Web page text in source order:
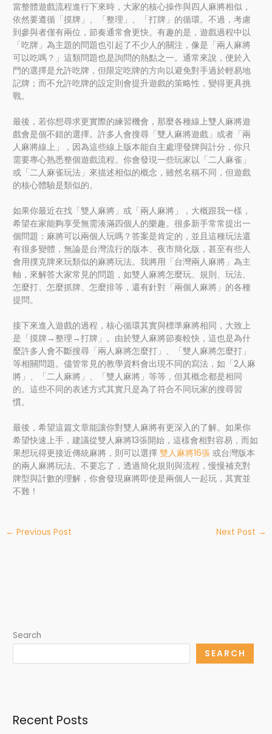
當整體遊戲流程進行下來時，大家的核心操作與四人麻將相似，
依然要遵循「摸牌」、「整理」、「打牌」的循環。不過，考慮
到參與者僅有兩位，節奏通常會更快。有趣的是，遊戲過程中以
「吃牌」為主題的問題也引起了不少人的關注，像是「兩人麻將
可以吃嗎？」這類問題也是詢問的熱點之一。通常來說，便於入
門的選擇是允許吃牌，但限定吃牌的方向以避免對手過於輕易地
記牌；而不允許吃牌的設定則會提升遊戲的策略性，變得更具挑
戰。
最後，若你想尋求更實際的練習機會，那麼各種線上雙人麻將遊
戲會是個不錯的選擇。許多人會搜尋「雙人麻將遊戲」或者「兩
人麻將線上」，因為這些線上版本能自主處理發牌與計分，你只
需要專心熟悉整個遊戲流程。你會發現一些玩家以「二人麻雀」
或「二人麻雀玩法」來描述相似的概念，雖然名稱不同，但遊戲
的核心體驗是類似的。
如果你最近在找「雙人麻將」或「兩人麻將」，大概跟我一樣，
希望在家能夠享受無需湊滿四個人的樂趣。很多新手常常提出一
個問題：麻將可以兩個人玩嗎？答案是肯定的，並且這種玩法還
有很多變體，無論是台灣流行的版本、夜市簡化版，甚至有些人
會用撲克牌來玩類似的麻將玩法。我將用「台灣兩人麻將」為主
軸，來解答大家常見的問題，如雙人麻將怎麼玩、規則、玩法、
怎麼打、怎麼抓牌、怎麼排等，還有針對「兩個人麻將」的各種
提問。
接下來進入遊戲的過程，核心循環其實與標準麻將相同，大致上
是「摸牌→整理→打牌」。由於雙人麻將節奏較快，這也是為什
麼許多人會不斷搜尋「兩人麻將怎麼打」、「雙人麻將怎麼打」
等相關問題。儘管常見的教學資料會出現不同的寫法，如「2人麻
將」、「二人麻將」、「雙人麻將」等等，但其概念都是相同
的。這些不同的表述方式其實只是為了符合不同玩家的搜尋習
慣。
最後，希望這篇文章能讓你對雙人麻將有更深入的了解。如果你
希望快速上手，建議從雙人麻將13張開始，這樣會相對容易，而如
果想玩得更接近傳統麻將，則可以選擇雙人麻將16張 或台灣版本
的兩人麻將玩法。不要忘了，透過簡化規則與流程，慢慢補充對
牌型與計數的理解，你會發現麻將即使是兩個人一起玩，其實並
不難！
← Previous Post Next Post →
Search
SEARCH
Recent Posts